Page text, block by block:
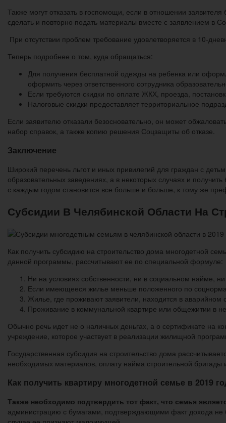
Также могут отказать в госпомощи, если в отношении
сделать и повторно подать материалы вместе с заявлением в
При отсутствии проблем требование удовлетворяется в 10-
Теперь подробнее о том, куда обращаться:
Для получения бесплатной одежды на ребенка или
оформить через ответственного сотрудника
Если требуются скидки по оплате ЖКХ, проезда,
Налоговые скидки предоставляет территориальное
Если заявителю отказали безосновательно, он может
набор справок, а также копию решения Соцзащиты об отказе.
Заключение
Широкий перечень льгот и иных привилегий для граждан с
образовательных заведениях, а в некоторых случаях и
с каждым годом становится все больше и больше, к тому же
Субсидии В Челябинской Области На
Как получить субсидию на строительство дома многодетной
данной программы, рассчитывают ее по специальной формуле:
Ни на условиях собственности, ни в социальном найме, ни
Если имеющееся жилье меньше положенного по
Жилье, где проживают заявители, находится в аварийном
Проживание в коммунальной квартире или общежитии в
Обычно речь идет не о наличных деньгах, а о сертификате на
учреждение, которое участвует в реализации жилищной
Государственная субсидия на строительство дома
необходимых материалов, оплату найма строительной
Как получить квартиру многодетной семье в 2019
Также необходимо подтвердить тот факт, что семья
администрацию с бумагами, подтверждающими факт дохода не